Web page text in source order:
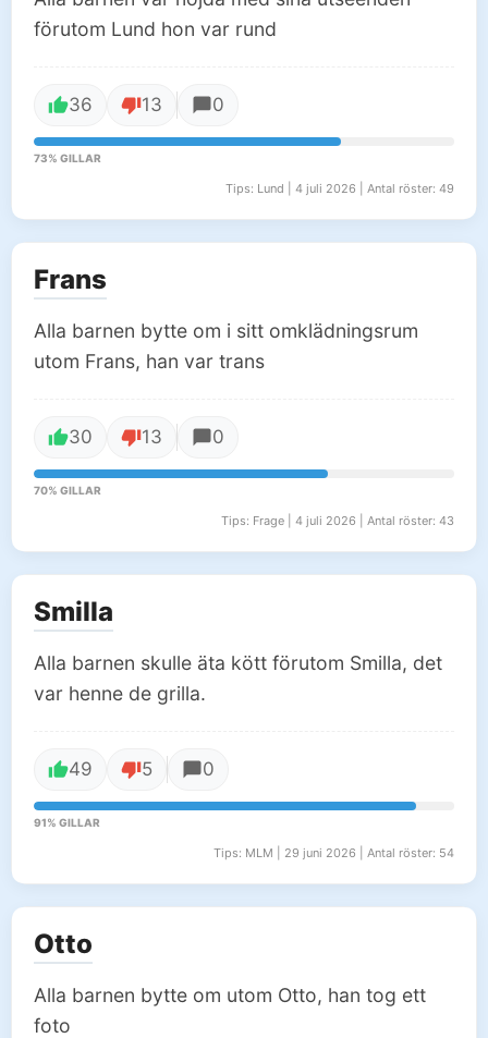
förutom Lund hon var rund
36 13 0
73% GILLAR
Tips: Lund | 4 juli 2026 | Antal röster: 49
Frans
Alla barnen bytte om i sitt omklädningsrum
utom Frans, han var trans
30 13 0
70% GILLAR
Tips: Frage | 4 juli 2026 | Antal röster: 43
Smilla
Alla barnen skulle äta kött förutom Smilla, det
var henne de grilla.
49 5 0
91% GILLAR
Tips: MLM | 29 juni 2026 | Antal röster: 54
Otto
Alla barnen bytte om utom Otto, han tog ett
foto